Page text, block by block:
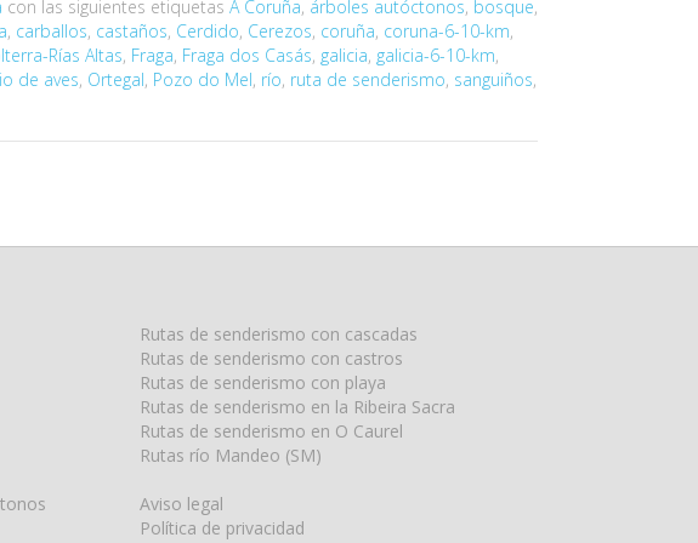
con las siguientes etiquetas A Coruña, árboles autóctonos, bosque,
, carballos, castaños, Cerdido, Cerezos, coruña, coruna-6-10-km,
Rías Altas, Fraga, Fraga dos Casás, galicia, galicia-6-10-km,
de aves, Ortegal, Pozo do Mel, río, ruta de senderismo, sanguiños,
Rutas de senderismo con cascadas
Rutas de senderismo con castros
Rutas de senderismo con playa
Rutas de senderismo en la Ribeira Sacra
Rutas de senderismo en O Caurel
Rutas río Mandeo (SM)
Aviso legal
Política de privacidad